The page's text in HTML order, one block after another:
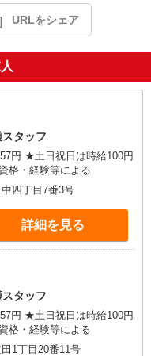
URLをシェア
タッフ
100円
格・経験等による
四丁目7番3号
詳細を見る
タッフ
100円
格・経験等による
1丁目20番11号